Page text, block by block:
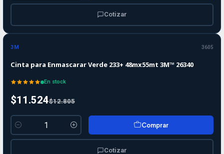
Cotizar
-10%
3M 3605
Cinta para Enmascarar Verde 233+ 48mx55mt 3M™ 26340
En stock
$11.524$12.805
Cantidad
Comprar
Cotizar